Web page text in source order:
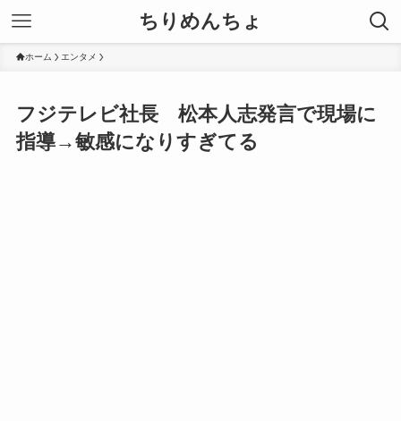
ちりめんちょ
ホーム エンタメ
フジテレビ社長 松本人志発言で現場に
指導→敏感になりすぎてる